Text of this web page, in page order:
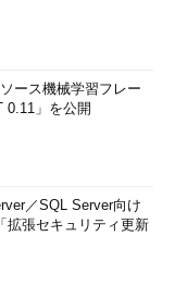
氏）という反省に基
、これら再発防止
対策が講じられてい
で、厚労省と所管法
強化策が必要かを助
）。
リティ強化に向け
を推進している。
ース機械学習フレー
0.11」を公開
／SQL Server向け
拡張セキュリティ更新